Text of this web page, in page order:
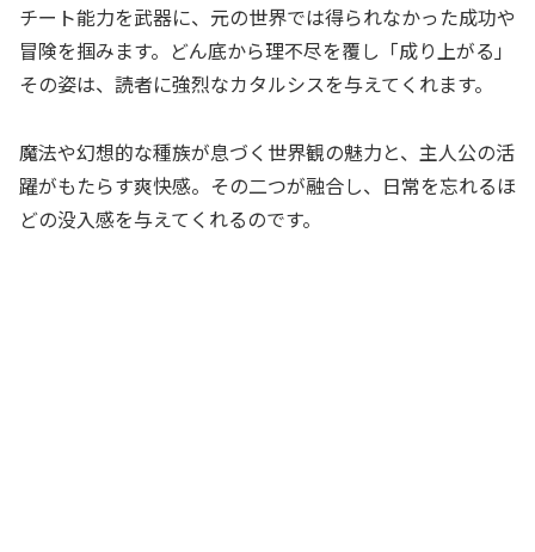
チート能力を武器に、元の世界では得られなかった成功や
冒険を掴みます。どん底から理不尽を覆し「成り上がる」
その姿は、読者に強烈なカタルシスを与えてくれます。
魔法や幻想的な種族が息づく世界観の魅力と、主人公の活
躍がもたらす爽快感。その二つが融合し、日常を忘れるほ
どの没入感を与えてくれるのです。